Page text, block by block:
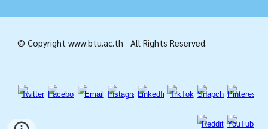
© Copyright www.btu.ac.th All Rights Reserved.